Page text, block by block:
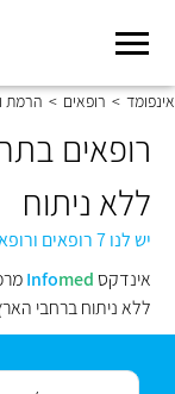
אינפומד > רופאים > הרמת
רופאים
ללא ניתוח
יש לנו 7 רופאים ורופאות באתר
אינדקס
Infomed
ללא ניתוח ברחבי